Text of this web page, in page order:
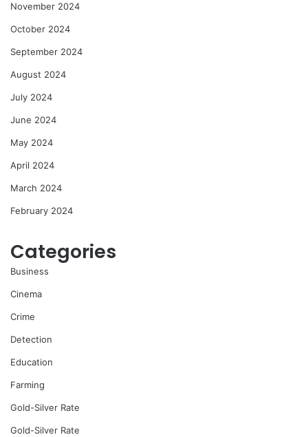
November 2024
October 2024
September 2024
August 2024
July 2024
June 2024
May 2024
April 2024
March 2024
February 2024
Categories
Business
Cinema
Crime
Detection
Education
Farming
Gold-Silver Rate
Gold-Silver Rate